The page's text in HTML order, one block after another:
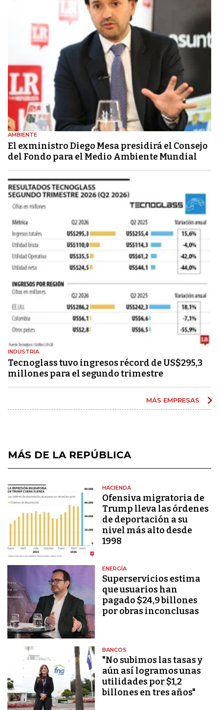
AMBIENTE
El exministro Diego Mesa presidirá el Consejo
del Fondo para el Medio Ambiente Mundial
INDUSTRIA
Tecnoglass tuvo ingresos récord de US$295,3
millones para el segundo trimestre
MÁS EMPRESAS
MÁS DE LA REPÚBLICA
HACIENDA
Ofensiva migratoria de
Trump lleva las órdenes
de deportación a su
nivel más alto desde
1998
ENERGÍA
Superservicios estima
que usuarios han
pagado $24,9 billones
por obras inconclusas
BANCOS
"No subimos las tasas y
aún así logramos unas
utilidades por $1,2
billones en tres años"